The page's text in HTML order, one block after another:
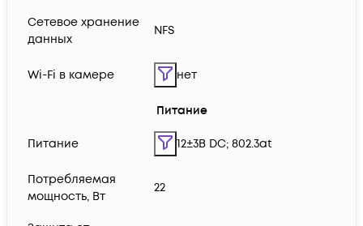
Сетевое хранение
данных
NFS
Wi-Fi в камере нет
Питание
Питание 12±3В DC; 802.3at
Потребляемая
мощность, Вт
22